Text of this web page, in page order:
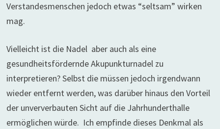
Verstandesmenschen jedoch etwas “seltsam” wirken
mag.
Vielleicht ist die Nadel aber auch als eine
gesundheitsfördernde Akupunkturnadel zu
interpretieren? Selbst die müssen jedoch irgendwann
wieder entfernt werden, was darüber hinaus den Vorteil
der unververbauten Sicht auf die Jahrhunderthalle
ermöglichen würde. Ich empfinde dieses Denkmal als